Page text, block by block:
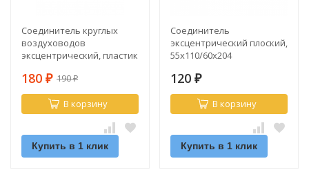
Соединитель круглых
воздуховодов
эксцентрический, пластик
180 ₽ 190₽
В корзину
Купить в 1 клик
Соединитель
эксцентрический плоский,
55х110/60х204
120 ₽
В корзину
Купить в 1 клик